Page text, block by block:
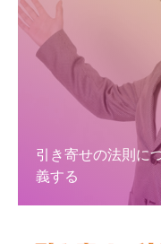
引き寄せの法則に
義する